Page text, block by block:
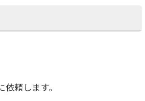
頼します。